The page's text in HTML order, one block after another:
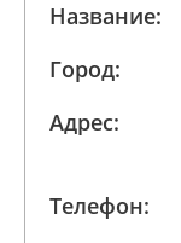
Название:
Город:
Адрес:
Телефон: